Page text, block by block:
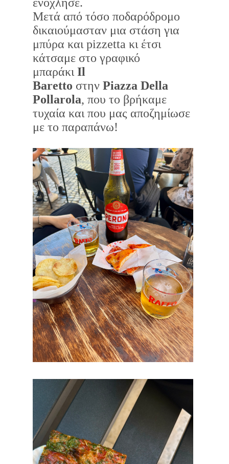
Μετά από τόσο ποδαρόδρομο
δικαιούμασταν μια στάση για
μπύρα και pizzetta κι έτσι
κάτσαμε στο γραφικό
μπαράκιIl
Baretto στην Piazza Della
Pollarola, που το βρήκαμε
τυχαία και που μας αποζημίωσε
με το παραπάνω!